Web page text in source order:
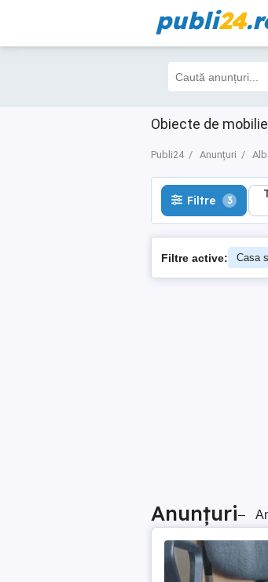
publi24
Obiecte de
Publi24 Anunțuri
Filtre 3
Filtre 3
Filtre active: Casa
Anunțuri–